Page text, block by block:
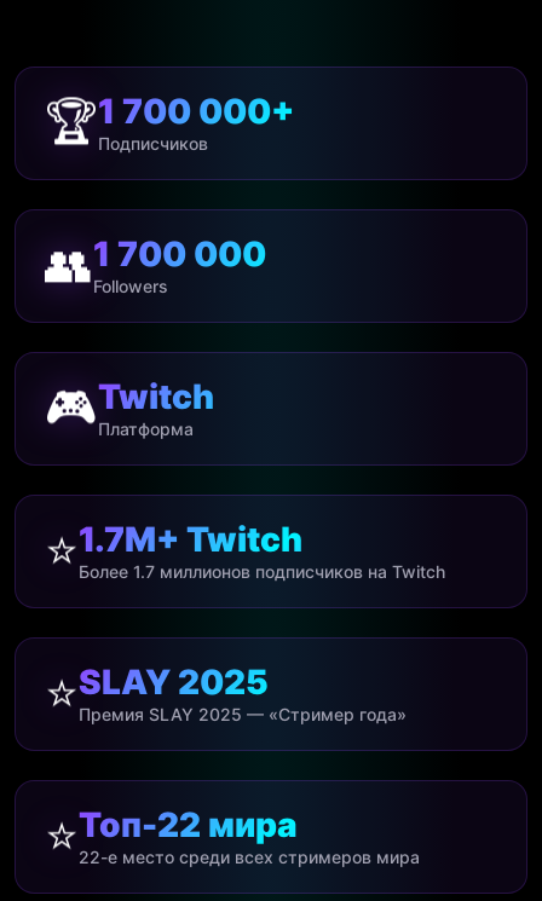
🏆1 700 000+
Подписчиков
👥1 700 000
Followers
🎮Twitch
Платформа
⭐1.7M+ Twitch
Более 1.7 миллионов подписчиков на Twitch
⭐SLAY 2025
Премия SLAY 2025 — «Стример года»
⭐Топ-22 мира
22-е место среди всех стримеров мира